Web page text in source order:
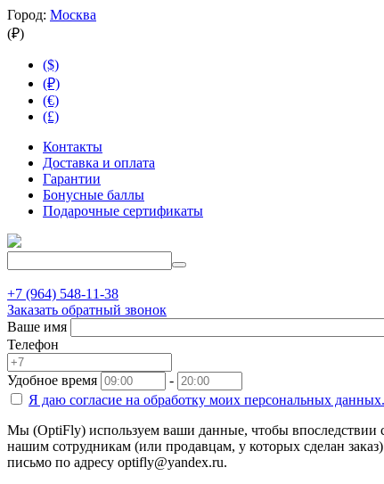
Город: Москва
(₽)
($)
(₽)
(€)
(£)
Контакты
Доставка и оплата
Гарантии
Бонусные баллы
Подарочные сертификаты
+7 (964) 548-11-38
Заказать обратный звонок
Ваше имя
Телефон
Удобное время
-
Я даю согласие на обработку моих персональных данных.
Мы (OptiFly) используем ваши данные, чтобы впоследствии
нашим сотрудникам (или продавцам, у которых сделан
письмо по адресу optifly@yandex.ru.